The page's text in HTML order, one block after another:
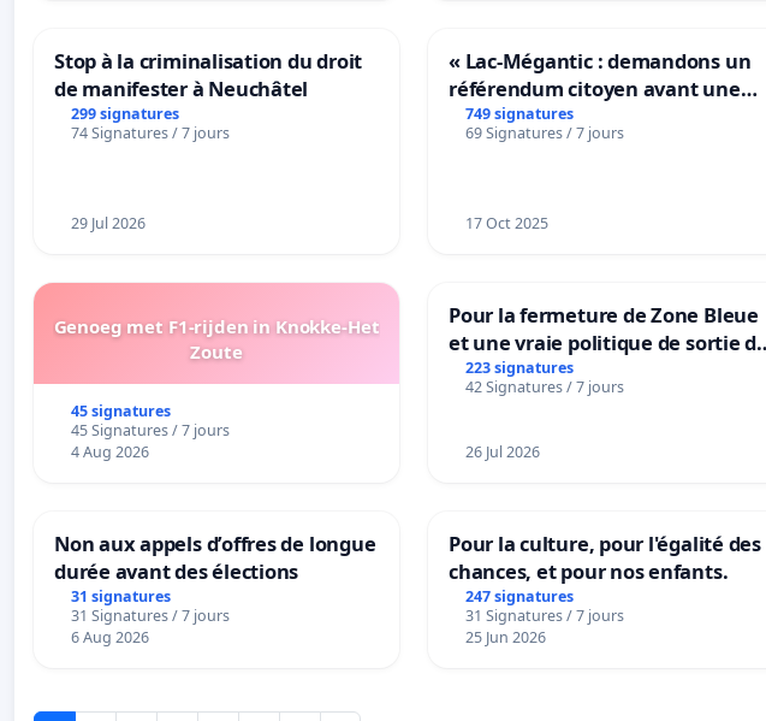
Stop à la criminalisation du droit
de manifester à Neuchâtel
299 signatures
74 Signatures / 7 jours
29 Jul 2026
« Lac-Mégantic : demandons un
référendum citoyen avant une
transformation irréversible de
notre territoire »
749 signatures
69 Signatures / 7 jours
17 Oct 2025
Genoeg met F1-rijden in Knokke-Het
Zoute
45 signatures
45 Signatures / 7 jours
4 Aug 2026
Pour la fermeture de Zone Bleue
et une vraie politique de sortie de
la dépendance
223 signatures
42 Signatures / 7 jours
26 Jul 2026
Non aux appels d’offres de longue
durée avant des élections
31 signatures
31 Signatures / 7 jours
6 Aug 2026
Pour la culture, pour l'égalité des
chances, et pour nos enfants.
247 signatures
31 Signatures / 7 jours
25 Jun 2026